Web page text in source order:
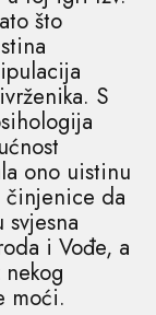
što
S
ono uistinu
činjenice da
i Vođe, a
moći.